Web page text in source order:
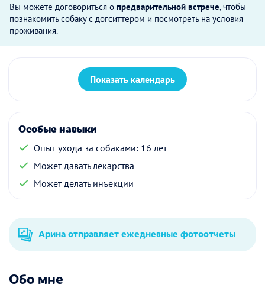
Вы можете договориться о предварительной встрече, чтобы
познакомить собаку с догситтером и посмотреть на условия
проживания.
Показать календарь
Особые навыки
Опыт ухода за собаками: 16 лет
Может давать лекарства
Может делать инъекции
Арина отправляет ежедневные фотоотчеты
Обо мне